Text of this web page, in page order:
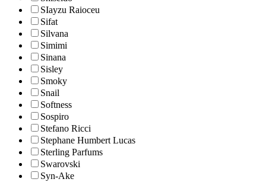
SIayzu Raioceu
Sifat
Silvana
Simimi
Sinana
Sisley
Smoky
Snail
Softness
Sospiro
Stefano Ricci
Stephane Humbert Lucas
Sterling Parfums
Swarovski
Syn-Ake